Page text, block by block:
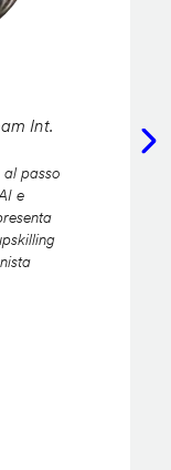
Int.
passo
e